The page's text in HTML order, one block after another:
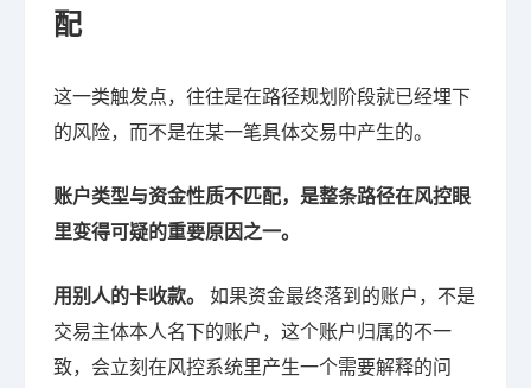
配
这一类触发点，往往是在路径规划阶段就已经埋下
的风险，而不是在某一笔具体交易中产生的。
账户类型与资金性质不匹配，是整条路径在风控眼
里变得可疑的重要原因之一。
用别人的卡收款。 如果资金最终落到的账户，不是
交易主体本人名下的账户，这个账户归属的不一
致，会立刻在风控系统里产生一个需要解释的问